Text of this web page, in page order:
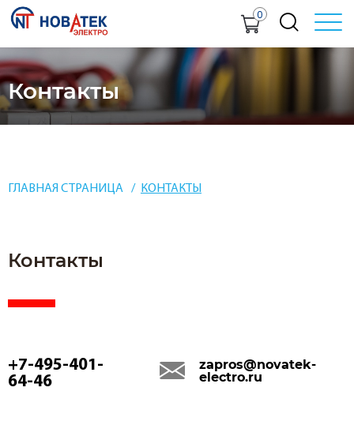
0
Контакты
ГЛАВНАЯ СТРАНИЦА КОНТАКТЫ
Контакты
+7-495-401-
64-46
zapros@novatek-
electro.ru